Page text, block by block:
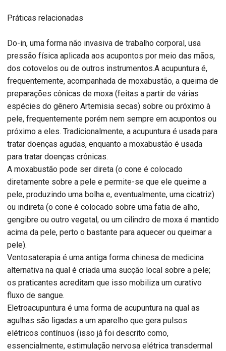
Práticas relacionadas
Do-in, uma forma não invasiva de trabalho corporal, usa
pressão física aplicada aos acupontos por meio das mãos,
dos cotovelos ou de outros instrumentos.A acupuntura é,
frequentemente, acompanhada de moxabustão, a queima de
preparações cônicas de moxa (feitas a partir de várias
espécies do gênero Artemisia secas) sobre ou próximo à
pele, frequentemente porém nem sempre em acupontos ou
próximo a eles. Tradicionalmente, a acupuntura é usada para
tratar doenças agudas, enquanto a moxabustão é usada
para tratar doenças crônicas.
A moxabustão pode ser direta (o cone é colocado
diretamente sobre a pele e permite-se que ele queime a
pele, produzindo uma bolha e, eventualmente, uma cicatriz)
ou indireta (o cone é colocado sobre uma fatia de alho,
gengibre ou outro vegetal, ou um cilindro de moxa é mantido
acima da pele, perto o bastante para aquecer ou queimar a
pele).
Ventosaterapia é uma antiga forma chinesa de medicina
alternativa na qual é criada uma sucção local sobre a pele;
os praticantes acreditam que isso mobiliza um curativo
fluxo de sangue.
Eletroacupuntura é uma forma de acupuntura na qual as
agulhas são ligadas a um aparelho que gera pulsos
elétricos contínuos (isso já foi descrito como,
essencialmente, estimulação nervosa elétrica transdermal